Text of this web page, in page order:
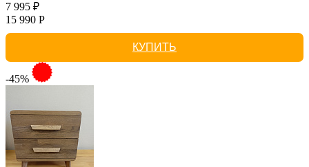
7 995 ₽
15 990 Р
КУПИТЬ
-45%